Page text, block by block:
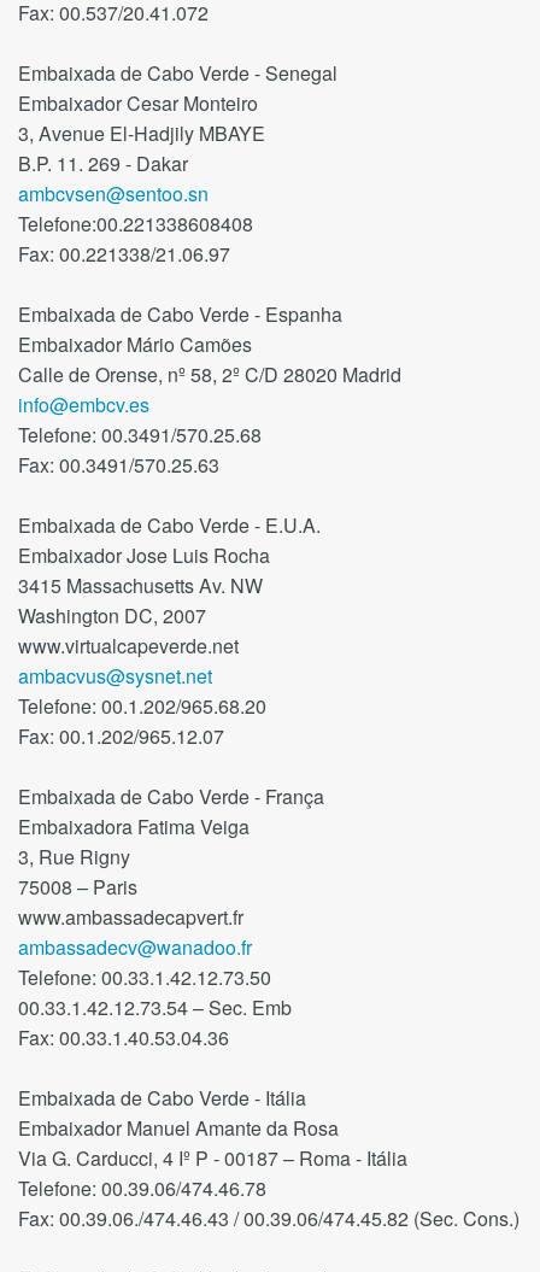
Fax: 00.537/20.41.072
Embaixada de Cabo Verde - Senegal
Embaixador Cesar Monteiro
3, Avenue El-Hadjily MBAYE
B.P. 11. 269 - Dakar
ambcvsen@sentoo.sn
Telefone:00.221338608408
Fax: 00.221338/21.06.97
Embaixada de Cabo Verde - Espanha
Embaixador Mário Camões
Calle de Orense, nº 58, 2º C/D 28020 Madrid
info@embcv.es
Telefone: 00.3491/570.25.68
Fax: 00.3491/570.25.63
Embaixada de Cabo Verde - E.U.A.
Embaixador Jose Luis Rocha
3415 Massachusetts Av. NW
Washington DC, 2007
www.virtualcapeverde.net
ambacvus@sysnet.net
Telefone: 00.1.202/965.68.20
Fax: 00.1.202/965.12.07
Embaixada de Cabo Verde - França
Embaixadora Fatima Veiga
3, Rue Rigny
75008 – Paris
www.ambassadecapvert.fr
ambassadecv@wanadoo.fr
Telefone: 00.33.1.42.12.73.50
00.33.1.42.12.73.54 – Sec. Emb
Fax: 00.33.1.40.53.04.36
Embaixada de Cabo Verde - Itália
Embaixador Manuel Amante da Rosa
Via G. Carducci, 4 Iº P - 00187 – Roma - Itália
Telefone: 00.39.06/474.46.78
Fax: 00.39.06./474.46.43 / 00.39.06/474.45.82 (Sec. Cons.)